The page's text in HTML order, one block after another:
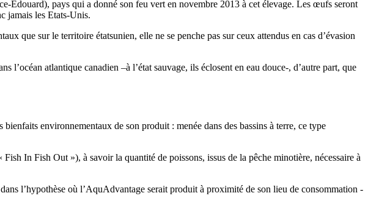
Edouard), pays qui a donné son feu vert en novembre 2013 à cet élevage. Les œufs seront
jamais les Etats-Unis.
que sur le territoire étatsunien, elle ne se penche pas sur ceux attendus en cas d’évasion
atlantique canadien –à l’état sauvage, ils éclosent en eau douce-, d’autre part, que
environnementaux de son produit : menée dans des bassins à terre, ce type
In Fish Out »), à savoir la quantité de poissons, issus de la pêche minotière, nécessaire à
l’hypothèse où l’AquAdvantage serait produit à proximité de son lieu de consommation -